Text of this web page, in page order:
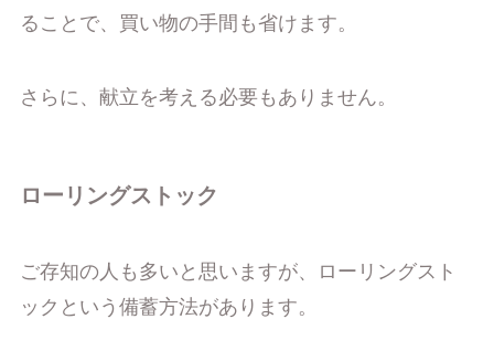
ることで、買い物の手間も省けます。
さらに、献立を考える必要もありません。
ローリングストック
ご存知の人も多いと思いますが、ローリングスト
ックという備蓄方法があります。